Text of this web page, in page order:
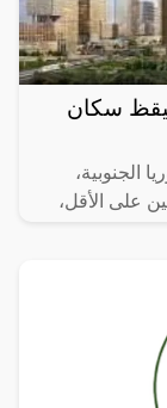
سكان
كوريا الجنوبية،
على الأقل،